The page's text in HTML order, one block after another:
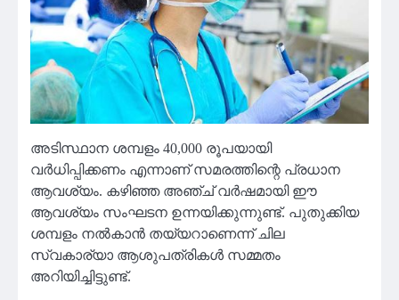
അടിസ്ഥാന ശമ്പളം 40,000 രൂപയായി
വർധിപ്പിക്കണം എന്നാണ് സമരത്തിന്റെ പ്രധാന
ആവശ്യം. കഴിഞ്ഞ അഞ്ച് വർഷമായി ഈ
ആവശ്യം സംഘടന ഉന്നയിക്കുന്നുണ്ട്. പുതുക്കിയ
ശമ്പളം നൽകാൻ തയ്യറാണെന്ന് ചില
സ്വകാര്യാ ആശുപത്രികൾ സമ്മതം
അറിയിച്ചിട്ടുണ്ട്.